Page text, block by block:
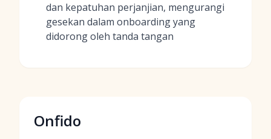
dan kepatuhan perjanjian, mengurangi
gesekan dalam onboarding yang
didorong oleh tanda tangan
Onfido